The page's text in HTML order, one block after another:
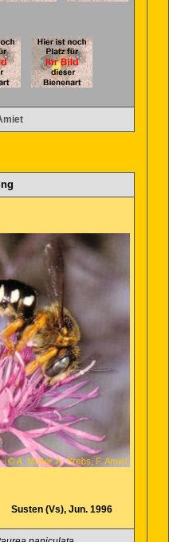
Susten (Vs), Jun. 1996